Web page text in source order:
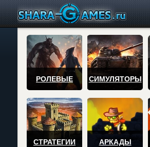
РОЛЕВЫЕ СИМУЛЯТОРЫ
СТРАТЕГИИ АРКАДЫ